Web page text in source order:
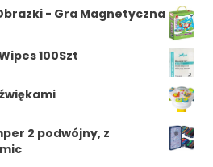
- Gra Magnetyczna
100Szt
2 podwójny, z